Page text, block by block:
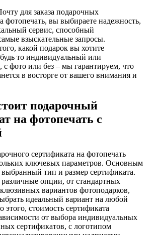
для заказа подарочных
фотопечать, вы выбираете надежность,
сервис, способный
взыскательные запросы.
какой подарок вы хотите
то индивидуальный или
с фото или без – мы гарантируем, что
в восторге от вашего внимания и
подарочный
на фотопечать с
сертификата на фотопечать
ключевых параметров. Основным
выбранный тип и размер сертификата.
опции, от стандартных
вариантов фотоподарков,
идеальный вариант на любой
стоимость сертификата
от выбора индивидуальных
сертификатов, с логотипом